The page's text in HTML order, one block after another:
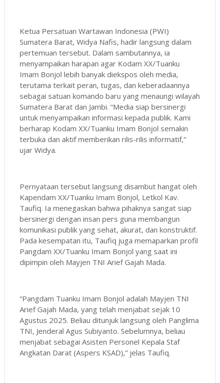
Ketua Persatuan Wartawan Indonesia (PWI)
Sumatera Barat, Widya Nafis, hadir langsung dalam
pertemuan tersebut. Dalam sambutannya, ia
menyampaikan harapan agar Kodam XX/Tuanku
Imam Bonjol lebih banyak diekspos oleh media,
terutama terkait peran, tugas, dan keberadaannya
sebagai satuan komando baru yang menaungi wilayah
Sumatera Barat dan Jambi. “Media siap bersinergi
untuk menyampaikan informasi kepada publik. Kami
berharap Kodam XX/Tuanku Imam Bonjol semakin
terbuka dan aktif memberikan rilis-rilis informatif,”
ujar Widya.
Pernyataan tersebut langsung disambut hangat oleh
Kapendam XX/Tuanku Imam Bonjol, Letkol Kav.
Taufiq. Ia menegaskan bahwa pihaknya sangat siap
bersinergi dengan insan pers guna membangun
komunikasi publik yang sehat, akurat, dan konstruktif.
Pada kesempatan itu, Taufiq juga memaparkan profil
Pangdam XX/Tuanku Imam Bonjol yang saat ini
dipimpin oleh Mayjen TNI Arief Gajah Mada.
“Pangdam Tuanku Imam Bonjol adalah Mayjen TNI
Arief Gajah Mada, yang telah menjabat sejak 10
Agustus 2025. Beliau ditunjuk langsung oleh Panglima
TNI, Jenderal Agus Subiyanto. Sebelumnya, beliau
menjabat sebagai Asisten Personel Kepala Staf
Angkatan Darat (Aspers KSAD),” jelas Taufiq.